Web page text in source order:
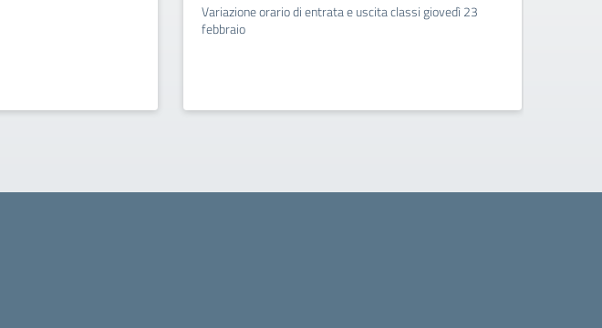
Variazione orario di entrata e uscita classi giovedì 23
febbraio